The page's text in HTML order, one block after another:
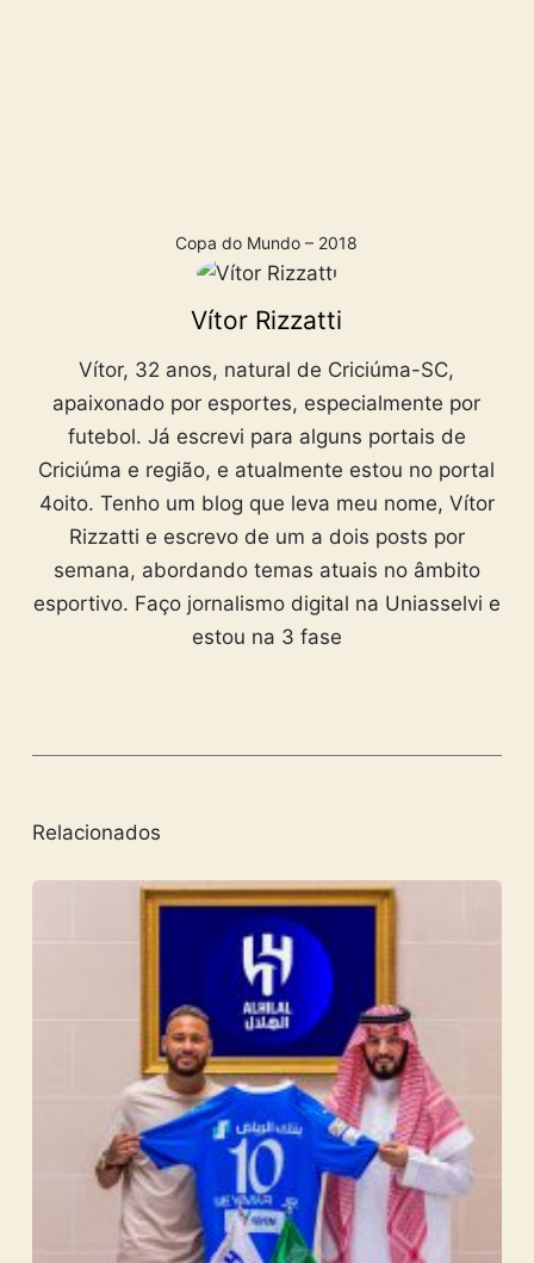
Copa do Mundo – 2018
Vítor Rizzatti
Vítor, 32 anos, natural de Criciúma-SC,
apaixonado por esportes, especialmente por
futebol. Já escrevi para alguns portais de
Criciúma e região, e atualmente estou no portal
4oito. Tenho um blog que leva meu nome, Vítor
Rizzatti e escrevo de um a dois posts por
semana, abordando temas atuais no âmbito
esportivo. Faço jornalismo digital na Uniasselvi e
estou na 3 fase
Relacionados